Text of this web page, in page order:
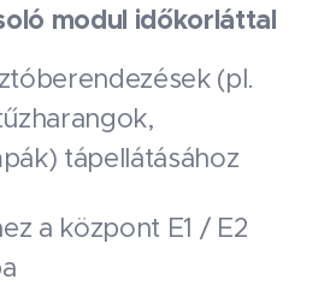
modul időkorláttal
(pl.
tápellátásához
a központ E1 / E2